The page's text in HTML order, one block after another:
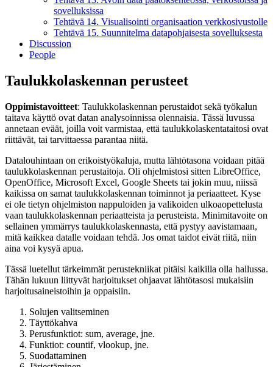
sovelluksissa
Tehtävä 14. Visualisointi organisaation verkkosivustolle
Tehtävä 15. Suunnitelma datapohjaisesta sovelluksesta
Discussion
People
Taulukkolaskennan perusteet
Oppimistavoitteet: Taulukkolaskennan perustaidot sekä työkalun
taitava käyttö ovat datan analysoinnissa olennaisia. Tässä luvussa
annetaan eväät, joilla voit varmistaa, että taulukkolaskentataitosi ovat
riittävät, tai tarvittaessa parantaa niitä.
Datalouhintaan on erikoistyökaluja, mutta lähtötasona voidaan pitää
taulukkolaskennan perustaitoja. Oli ohjelmistosi sitten LibreOffice,
OpenOffice, Microsoft Excel, Google Sheets tai jokin muu, niissä
kaikissa on samat taulukkolaskennan toiminnot ja periaatteet. Kyse
ei ole tietyn ohjelmiston nappuloiden ja valikoiden ulkoaopettelusta
vaan taulukkolaskennan periaatteista ja perusteista. Minimitavoite on
sellainen ymmärrys taulukkolaskennasta, että pystyy aavistamaan,
mitä kaikkea datalle voidaan tehdä. Jos omat taidot eivät riitä, niin
aina voi kysyä apua.
Tässä luetellut tärkeimmät perustekniikat pitäisi kaikilla olla hallussa.
Tähän lukuun liittyvät harjoitukset ohjaavat lähtötasosi mukaisiin
harjoitusaineistoihin ja oppaisiin.
Solujen valitseminen
Täyttökahva
Perusfunktiot: sum, average, jne.
Funktiot: countif, vlookup, jne.
Suodattaminen